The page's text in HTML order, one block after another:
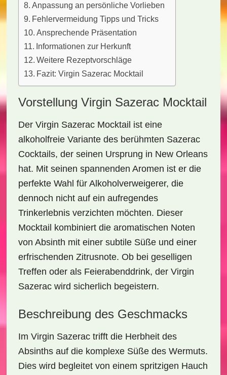
Anpassung an persönliche Vorlieben
Fehlervermeidung Tipps und Tricks
Ansprechende Präsentation
Informationen zur Herkunft
Weitere Rezeptvorschläge
Fazit: Virgin Sazerac Mocktail
Vorstellung Virgin Sazerac Mocktail
Der Virgin Sazerac Mocktail ist eine
alkoholfreie Variante des berühmten Sazerac
Cocktails, der seinen Ursprung in New Orleans
hat. Mit seinen spannenden Aromen ist er die
perfekte Wahl für Alkoholverweigerer, die
dennoch nicht auf ein aufregendes
Trinkerlebnis verzichten möchten. Dieser
Mocktail kombiniert die aromatischen Noten
von Absinth mit einer subtile Süße und einer
erfrischenden Zitrusnote. Ob bei geselligen
Treffen oder als Feierabenddrink, der Virgin
Sazerac wird sicherlich begeistern.
Beschreibung des Geschmacks
Im Virgin Sazerac trifft die Herbheit des
Absinthsauf die komplexe Süße des Wermuts.
Dies wird begleitet von einem spritzigen Hauch